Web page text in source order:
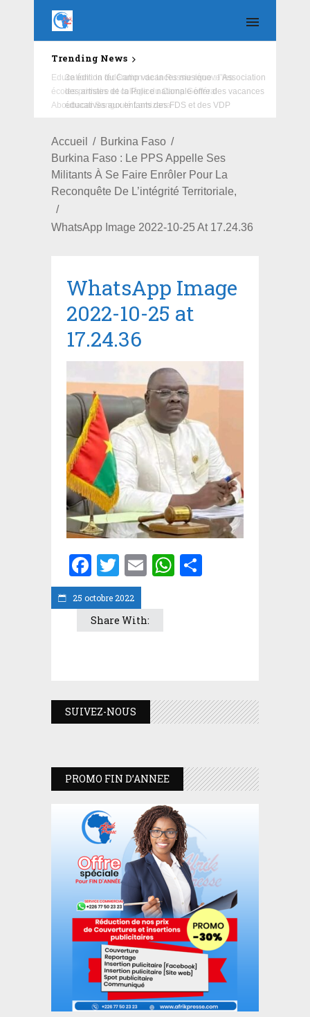
Trending News
Education : la fédération de la Russie rénove les
écoles primaire et collège du Camp Général
Aboubacar Sangoulé Lamizana
Accueil
Burkina Faso
Burkina Faso : Le PPS Appelle Ses
Militants À Se Faire Enrôler Pour La
Reconquête De L’intégrité Territoriale,
WhatsApp Image 2022-10-25 At 17.24.36
25 octobre 2022
WhatsApp Image
2022-10-25 at
17.24.36
Facebook
Twitter
EmailWhatsApp
Share With:
SUIVEZ-NOUS
PROMO FIN D’ANNEE